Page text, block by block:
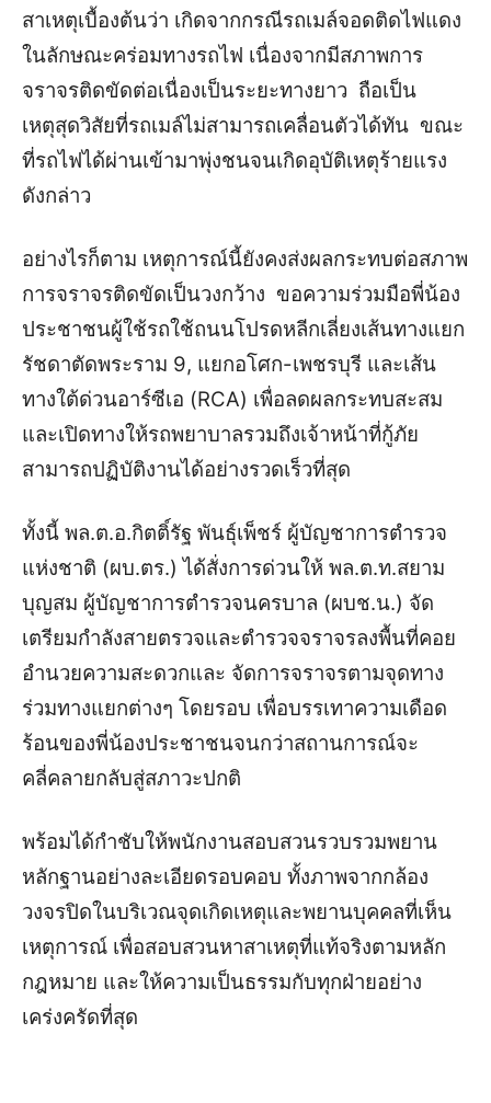
สาเหตุเบื้องต้นว่า เกิดจากกรณีรถเมล์จอดติดไฟแดง
ในลักษณะคร่อมทางรถไฟ เนื่องจากมีสภาพการ
จราจรติดขัดต่อเนื่องเป็นระยะทางยาว ถือเป็น
เหตุสุดวิสัยที่รถเมล์ไม่สามารถเคลื่อนตัวได้ทัน ขณะ
ที่รถไฟได้ผ่านเข้ามาพุ่งชนจนเกิดอุบัติเหตุร้ายแรง
ดังกล่าว
อย่างไรก็ตาม เหตุการณ์นี้ยังคงส่งผลกระทบต่อสภาพ
การจราจรติดขัดเป็นวงกว้าง ขอความร่วมมือพี่น้อง
ประชาชนผู้ใช้รถใช้ถนนโปรดหลีกเลี่ยงเส้นทางแยก
รัชดาตัดพระราม 9, แยกอโศก-เพชรบุรี และเส้น
ทางใต้ด่วนอาร์ซีเอ (RCA) เพื่อลดผลกระทบสะสม
และเปิดทางให้รถพยาบาลรวมถึงเจ้าหน้าที่กู้ภัย
สามารถปฏิบัติงานได้อย่างรวดเร็วที่สุด
ทั้งนี้ พล.ต.อ.กิตติ์รัฐ พันธุ์เพ็ชร์ ผู้บัญชาการตำรวจ
แห่งชาติ (ผบ.ตร.) ได้สั่งการด่วนให้ พล.ต.ท.สยาม
บุญสม ผู้บัญชาการตำรวจนครบาล (ผบช.น.) จัด
เตรียมกำลังสายตรวจและตำรวจจราจรลงพื้นที่คอย
อำนวยความสะดวกและ จัดการจราจรตามจุดทาง
ร่วมทางแยกต่างๆ โดยรอบ เพื่อบรรเทาความเดือด
ร้อนของพี่น้องประชาชนจนกว่าสถานการณ์จะ
คลี่คลายกลับสู่สภาวะปกติ
พร้อมได้กำชับให้พนักงานสอบสวนรวบรวมพยาน
หลักฐานอย่างละเอียดรอบคอบ ทั้งภาพจากกล้อง
วงจรปิดในบริเวณจุดเกิดเหตุและพยานบุคคลที่เห็น
เหตุการณ์ เพื่อสอบสวนหาสาเหตุที่แท้จริงตามหลัก
กฎหมาย และให้ความเป็นธรรมกับทุกฝ่ายอย่าง
เคร่งครัดที่สุด